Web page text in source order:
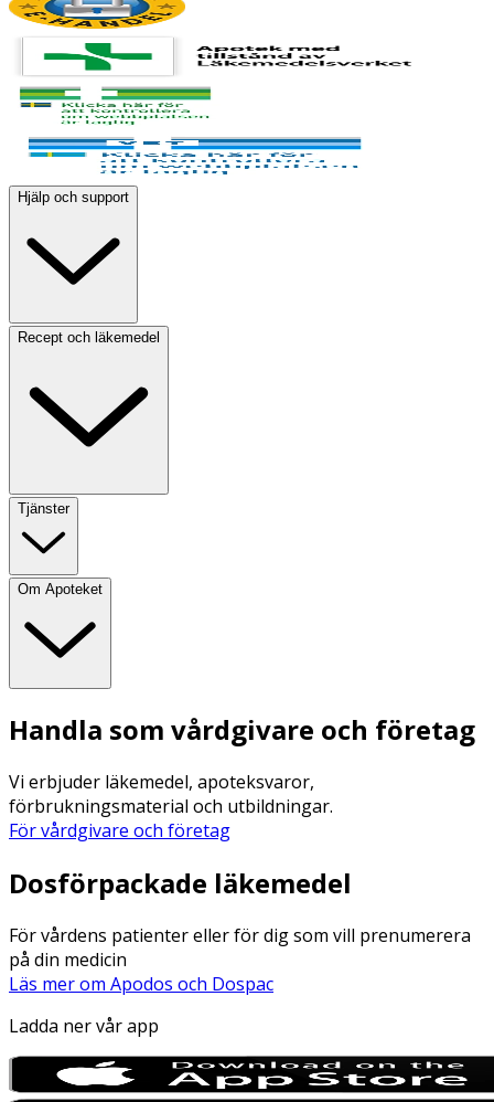
Hjälp och support
Recept och läkemedel
Tjänster
Om Apoteket
Handla som vårdgivare och företag
Vi erbjuder läkemedel, apoteksvaror,
förbrukningsmaterial och utbildningar.
För vårdgivare och företag
Dosförpackade läkemedel
För vårdens patienter eller för dig som vill prenumerera
på din medicin
Läs mer om Apodos och Dospac
Ladda ner vår app